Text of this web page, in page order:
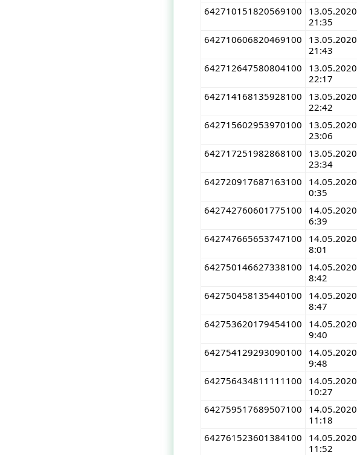
642710151820569100
13.05.2020
21:35
642710606820469100
13.05.2020
21:43
642712647580804100
13.05.2020
22:17
642714168135928100
13.05.2020
22:42
642715602953970100
13.05.2020
23:06
642717251982868100
13.05.2020
23:34
642720917687163100
14.05.2020
0:35
642742760601775100
14.05.2020
6:39
642747665653747100
14.05.2020
8:01
642750146627338100
14.05.2020
8:42
642750458135440100
14.05.2020
8:47
642753620179454100
14.05.2020
9:40
642754129293090100
14.05.2020
9:48
642756434811111100
14.05.2020
10:27
642759517689507100
14.05.2020
11:18
642761523601384100
14.05.2020
11:52